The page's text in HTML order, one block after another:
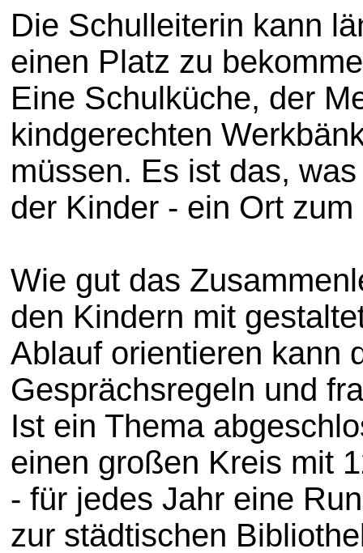
Die Schulleiterin kann
einen Platz zu
Eine Schulküche, der
kindgerechten
müssen. Es ist das,
der Kinder - ein Ort zum
Wie gut das
den Kindern mit
Ablauf orientieren kann
Gesprächsregeln und
Ist ein Thema
einen großen Kreis mit
- für jedes Jahr eine
zur städtischen